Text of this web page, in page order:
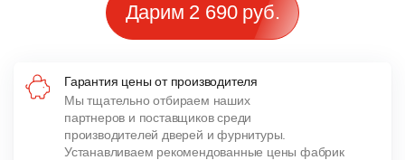
Дарим 2 690 руб.
Гарантия цены от производителя
Мы тщательно отбираем наших
партнеров и поставщиков среди
производителей дверей и фурнитуры.
Устанавливаем рекомендованные цены фабрик